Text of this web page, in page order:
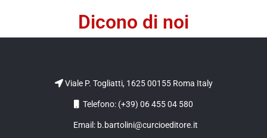
Dicono di noi
Viale P. Togliatti, 1625 00155 Roma Italy
Telefono: (+39) 06 455 04 580
Email: b.bartolini@curcioeditore.it